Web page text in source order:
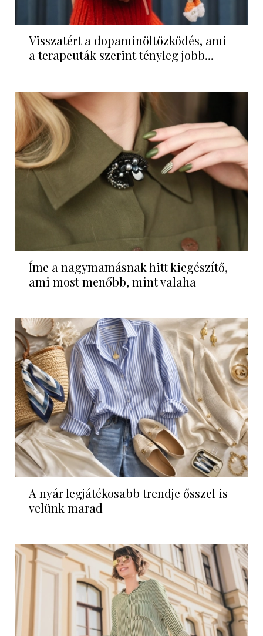
Visszatért a dopaminöltözködés, ami
a terapeuták szerint tényleg jobb...
Íme a nagymamásnak hitt kiegészítő,
ami most menőbb, mint valaha
A nyár legjátékosabb trendje ősszel is
velünk marad